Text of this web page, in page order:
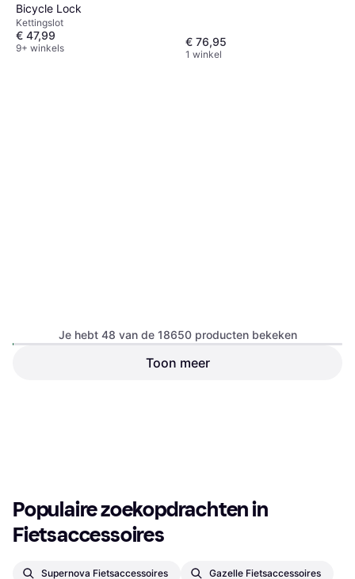
Bicycle Lock
Kettingslot
€ 47,99
9+ winkels € 76,95
1 winkel
Touchscreen, Draadloos, ANT+
Je hebt 48 van de 18650 producten bekeken
Toon meer
Populaire zoekopdrachten in
Fietsaccessoires
Supernova Fietsaccessoires Gazelle Fietsaccessoires